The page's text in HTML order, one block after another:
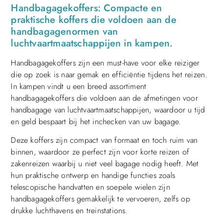
Handbagagekoffers: Compacte en
praktische koffers die voldoen aan de
handbagagenormen van
luchtvaartmaatschappijen in kampen.
Handbagagekoffers zijn een must-have voor elke reiziger
die op zoek is naar gemak en efficiëntie tijdens het reizen.
In kampen vindt u een breed assortiment
handbagagekoffers die voldoen aan de afmetingen voor
handbagage van luchtvaartmaatschappijen, waardoor u tijd
en geld bespaart bij het inchecken van uw bagage.
Deze koffers zijn compact van formaat en toch ruim van
binnen, waardoor ze perfect zijn voor korte reizen of
zakenreizen waarbij u niet veel bagage nodig heeft. Met
hun praktische ontwerp en handige functies zoals
telescopische handvatten en soepele wielen zijn
handbagagekoffers gemakkelijk te vervoeren, zelfs op
drukke luchthavens en treinstations.